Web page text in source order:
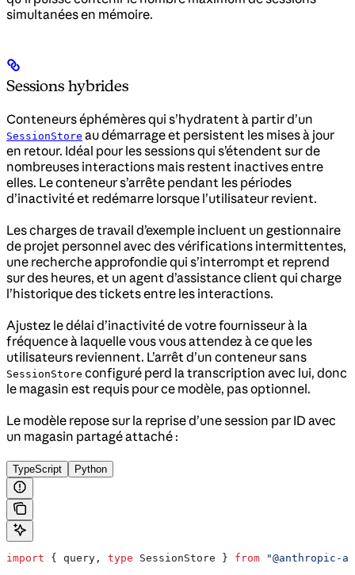
simultanées en mémoire.
Sessions hybrides
Conteneurs éphémères qui s’hydratent à partir d’un
SessionStore au démarrage et persistent les mises à jour
en retour. Idéal pour les sessions qui s’étendent sur de
nombreuses interactions mais restent inactives entre
elles. Le conteneur s’arrête pendant les périodes
d’inactivité et redémarre lorsque l’utilisateur revient.
Les charges de travail d’exemple incluent un gestionnaire
de projet personnel avec des vérifications intermittentes,
une recherche approfondie qui s’interrompt et reprend
sur des heures, et un agent d’assistance client qui charge
l’historique des tickets entre les interactions.
Ajustez le délai d’inactivité de votre fournisseur à la
fréquence à laquelle vous vous attendez à ce que les
utilisateurs reviennent. L’arrêt d’un conteneur sans
SessionStore configuré perd la transcription avec lui, donc
le magasin est requis pour ce modèle, pas optionnel.
Le modèle repose sur la reprise d’une session par ID avec
un magasin partagé attaché :
TypeScript Python
import { query , type SessionStore } from "@anthropic-